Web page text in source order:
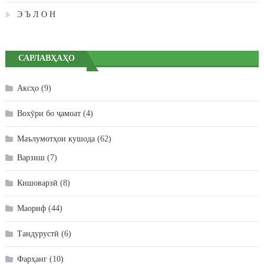
Э Ъ Л О Н
САРЛАВҲАҲО
Аксҳо(9)
Вохӯри бо ҷамоат(4)
Маълумотҳои кушода(62)
Варзиш(7)
Кишоварзӣ (8)
Маориф(44)
Тандурустӣ (6)
Фарҳанг(10)